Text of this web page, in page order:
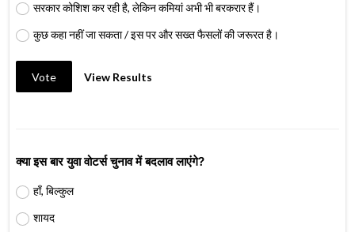
सरकार कोशिश कर रही है, लेकिन कमियां अभी भी बरकरार हैं।
कुछ कहा नहीं जा सकता / इस पर और सख्त फैसलों की जरूरत है।
Vote View Results
क्या इस बार युवा वोटर्स चुनाव में बदलाव लाएंगे?
हाँ, बिल्कुल
शायद